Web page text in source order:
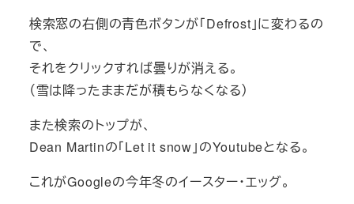
検索窓の右側の青色ボタンが「Defrost」に変わるの
で、
それをクリックすれば曇りが消える。
（雪は降ったままだが積もらなくなる）
また検索のトップが、
Dean Martinの「Let it snow」のYoutubeとなる。
これがGoogleの今年冬のイースター・エッグ。